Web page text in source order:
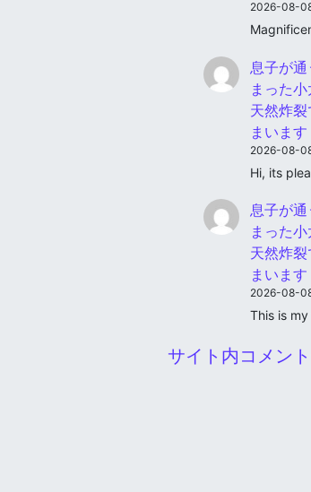
2026-08-
息子が
まった
天然炸
まいます
2026-08-
Hi, its
息子が
まった
天然炸
まいます
2026-08-
This is
サイト内コメン